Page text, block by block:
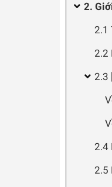
2.
2.1
2.2
2.3
2.4
2.5